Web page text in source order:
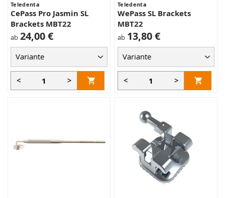
Teledenta
CePass Pro Jasmin SL
Brackets MBT22
ab 24,00 €
< >
Teledenta
WePass SL Brackets
MBT22
ab 13,80 €
< >